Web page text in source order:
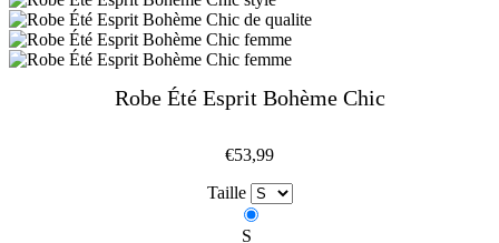
Robe Été Esprit Bohème Chic
€53,99
Taille
S